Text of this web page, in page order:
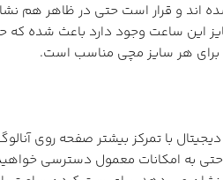
اند و قرار است حتی در ظاهر
سایز این ساعت وجود دارد باعث
آنالوگ و دیجیتال با تمرکز بیشتر
به امکانات معمول دسترسی